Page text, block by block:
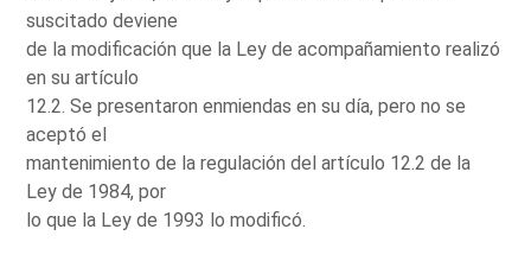
suscitado deviene
de la modificación que la Ley de acompañamiento realizó
en su artículo
12.2. Se presentaron enmiendas en su día, pero no se
aceptó el
mantenimiento de la regulación del artículo 12.2 de la
Ley de 1984, por
lo que la Ley de 1993 lo modificó.